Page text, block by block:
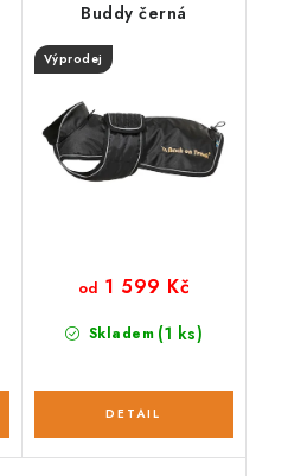
Buddy černá
Výprodej
Skladem (1 ks)
od 1 599 Kč